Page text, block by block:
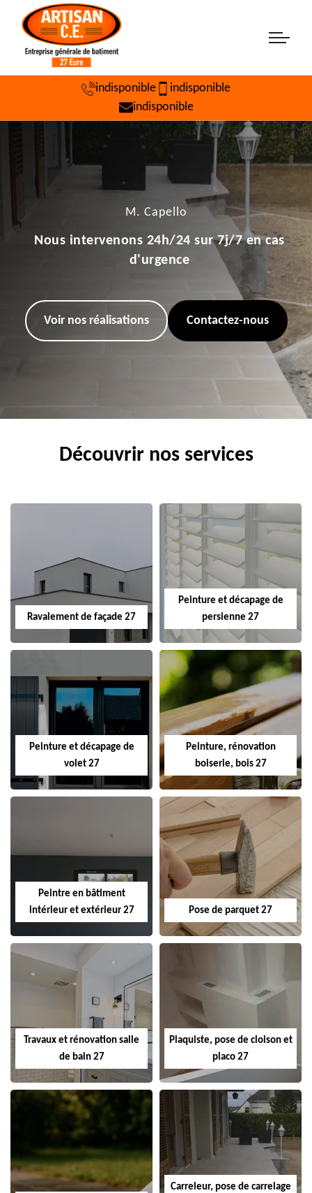
indisponible
indisponible
indisponible
M. Capello
Nous intervenons 24h/24 sur 7j/7 en cas
d'urgence
Voir nos réalisations Contactez-nous
Découvrir nos services
Ravalement de façade 27
Peinture et décapage de
persienne 27
Peinture et décapage de
volet 27
Peinture, rénovation
boiserie, bois 27
Peintre en bâtiment
intérieur et extérieur 27
Pose de parquet 27
Travaux et rénovation salle
de bain 27
Plaquiste, pose de cloison et
placo 27
Carreleur, pose de carrelage